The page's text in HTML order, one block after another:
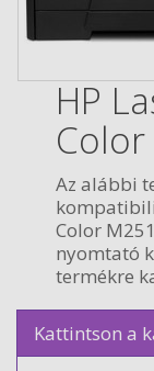
HP
Az alábbi
Color
nyomtató
termékre
Kattintson a